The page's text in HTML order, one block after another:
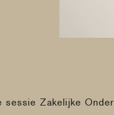
sessie Zakelijke